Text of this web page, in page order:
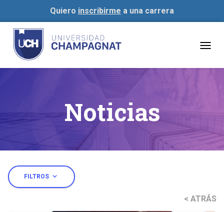
Quiero inscribirme a una carrera
Noticias
FILTROS expand_more
< ATRÁS